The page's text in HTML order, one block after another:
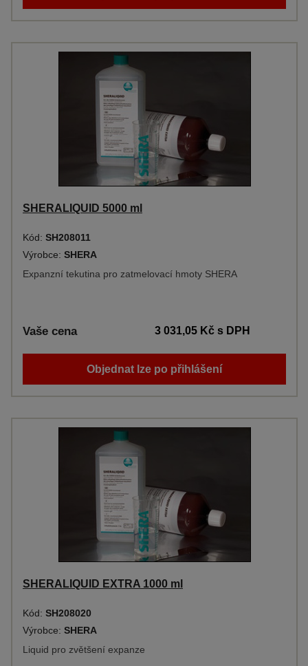
SHERALIQUID 5000 ml
Kód: SH208011
Výrobce: SHERA
Expanzní tekutina pro zatmelovací hmoty SHERA
Vaše cena 3 031,05 Kčs DPH
Objednat lze po přihlášení
SHERALIQUID EXTRA 1000 ml
Kód: SH208020
Výrobce: SHERA
Liquid pro zvětšení expanze